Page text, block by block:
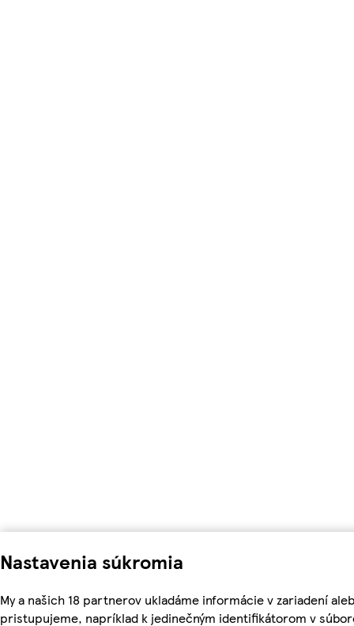
Nastavenia súkromia
My a našich 18 partnerov ukladáme informácie v zariadení
pristupujeme, napríklad k jedinečným identifikátorom v